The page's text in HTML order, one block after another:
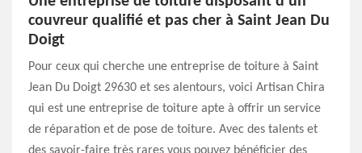
couvreur qualifié et pas cher à Saint Jean Du
Doigt
Pour ceux qui cherche une entreprise de toiture à Saint
Jean Du Doigt 29630 et ses alentours, voici Artisan Chira
qui est une entreprise de toiture apte à offrir un service
de réparation et de pose de toiture. Avec des talents et